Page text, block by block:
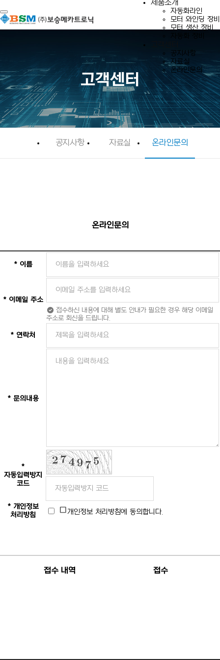
Toggle navigation
제품소개
자동화라인
모터 와인딩 장비
모터 생산 장비
공지사항
자료실
온라인문의
고객센터
공지사항 자료실 온라인문의
온라인문의
* 이름
* 이메일 주소
접수하신 내용에 대해 별도 안내가 필요한 경우 해당 이메일
주소로 회신을 드립니다.
* 연락처
* 문의내용
*
자동입력방지
코드
* 개인정보
처리방침
개인정보 처리방침에 동의합니다.
접수 내역 접수